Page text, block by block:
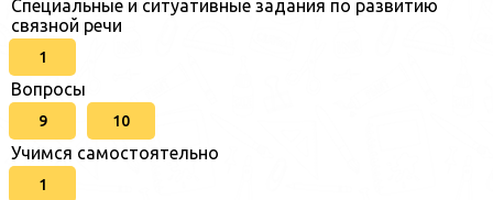
Специальные и ситуативные задания по развитию
связной речи
1
Вопросы
9 10
Учимся самостоятельно
1